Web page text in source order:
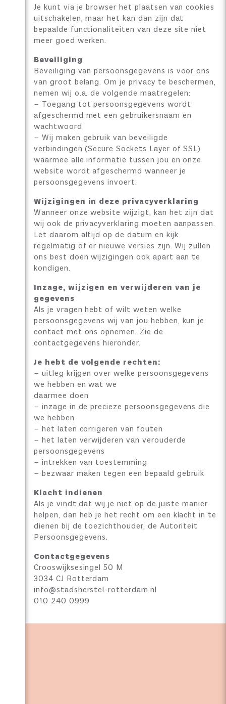
Je kunt via je browser het plaatsen van cookies
uitschakelen, maar het kan dan zijn dat
bepaalde functionaliteiten van deze site niet
meer goed werken.
Beveiliging
Beveiliging van persoonsgegevens is voor ons
van groot belang. Om je privacy te beschermen,
nemen wij o.a. de volgende maatregelen:
– Toegang tot persoonsgegevens wordt
afgeschermd met een gebruikersnaam en
wachtwoord
– Wij maken gebruik van beveiligde
verbindingen (Secure Sockets Layer of SSL)
waarmee alle informatie tussen jou en onze
website wordt afgeschermd wanneer je
persoonsgegevens invoert.
Wijzigingen in deze privacyverklaring
Wanneer onze website wijzigt, kan het zijn dat
wij ook de privacyverklaring moeten aanpassen.
Let daarom altijd op de datum en kijk
regelmatig of er nieuwe versies zijn. Wij zullen
ons best doen wijzigingen ook apart aan te
kondigen.
Inzage, wijzigen en verwijderen van je
gegevens
Als je vragen hebt of wilt weten welke
persoonsgegevens wij van jou hebben, kun je
contact met ons opnemen. Zie de
contactgegevens hieronder.
Je hebt de volgende rechten:
– uitleg krijgen over welke persoonsgegevens
we hebben en wat we
daarmee doen
– inzage in de precieze persoonsgegevens die
we hebben
– het laten corrigeren van fouten
– het laten verwijderen van verouderde
persoonsgegevens
– intrekken van toestemming
– bezwaar maken tegen een bepaald gebruik
Klacht indienen
Als je vindt dat wij je niet op de juiste manier
helpen, dan heb je het recht om een klacht in te
dienen bij de toezichthouder, de Autoriteit
Persoonsgegevens.
Contactgegevens
Crooswijksesingel 50 M
3034 CJ Rotterdam
info@stadsherstel-rotterdam.nl
010 240 0999